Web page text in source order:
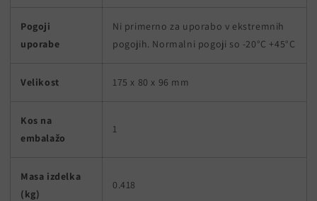
Pogoji
uporabe
Ni primerno za uporabo v ekstremnih
pogojih. Normalni pogoji so -20°C +45°C
Velikost 175 x 80 x 96 mm
Kos na
embalažo
1
Masa izdelka
(kg)
0.418